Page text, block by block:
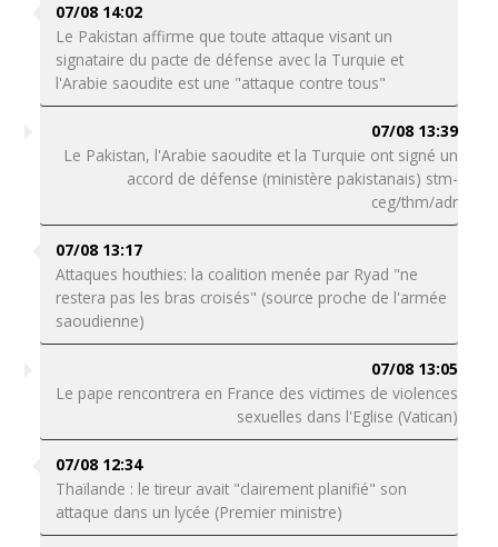
07/08 14:02
Le Pakistan affirme que toute attaque visant un
signataire du pacte de défense avec la Turquie et
l'Arabie saoudite est une "attaque contre tous"
07/08 13:39
Le Pakistan, l'Arabie saoudite et la Turquie ont signé un
accord de défense (ministère pakistanais) stm-
ceg/thm/adr
07/08 13:17
Attaques houthies: la coalition menée par Ryad "ne
restera pas les bras croisés" (source proche de l'armée
saoudienne)
07/08 13:05
Le pape rencontrera en France des victimes de violences
sexuelles dans l'Eglise (Vatican)
07/08 12:34
Thaïlande : le tireur avait "clairement planifié" son
attaque dans un lycée (Premier ministre)